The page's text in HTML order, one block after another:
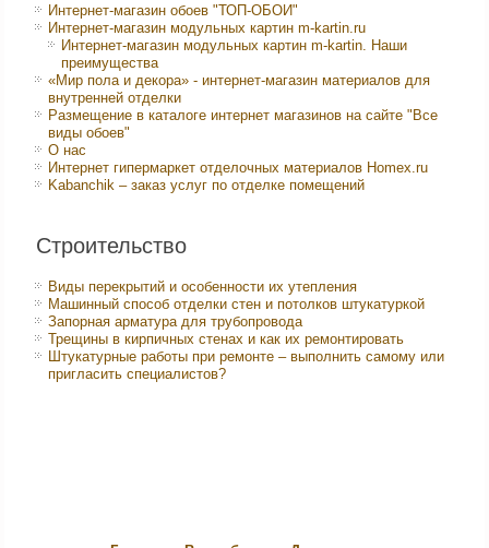
Интернет-магазин обоев "ТОП-ОБОИ"
Интернет-магазин модульных картин m-kartin.ru
Интернет-магазин модульных картин m-kartin. Наши
преимущества
«Мир пола и декора» - интернет-магазин материалов для
внутренней отделки
Размещение в каталоге интернет магазинов на сайте "Все
виды обоев"
О нас
Интернет гипермаркет отделочных материалов Homex.ru
Kabanchik – заказ услуг по отделке помещений
Строительство
Виды перекрытий и особенности их утепления
Машинный способ отделки стен и потолков штукатуркой
Запорная арматура для трубопровода
Трещины в кирпичных стенах и как их ремонтировать
Штукатурные работы при ремонте – выполнить самому или
пригласить специалистов?